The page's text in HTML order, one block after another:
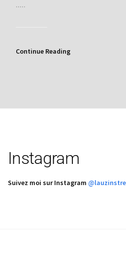
.....
Continue Reading
Instagram
Suivez moi sur Instagram